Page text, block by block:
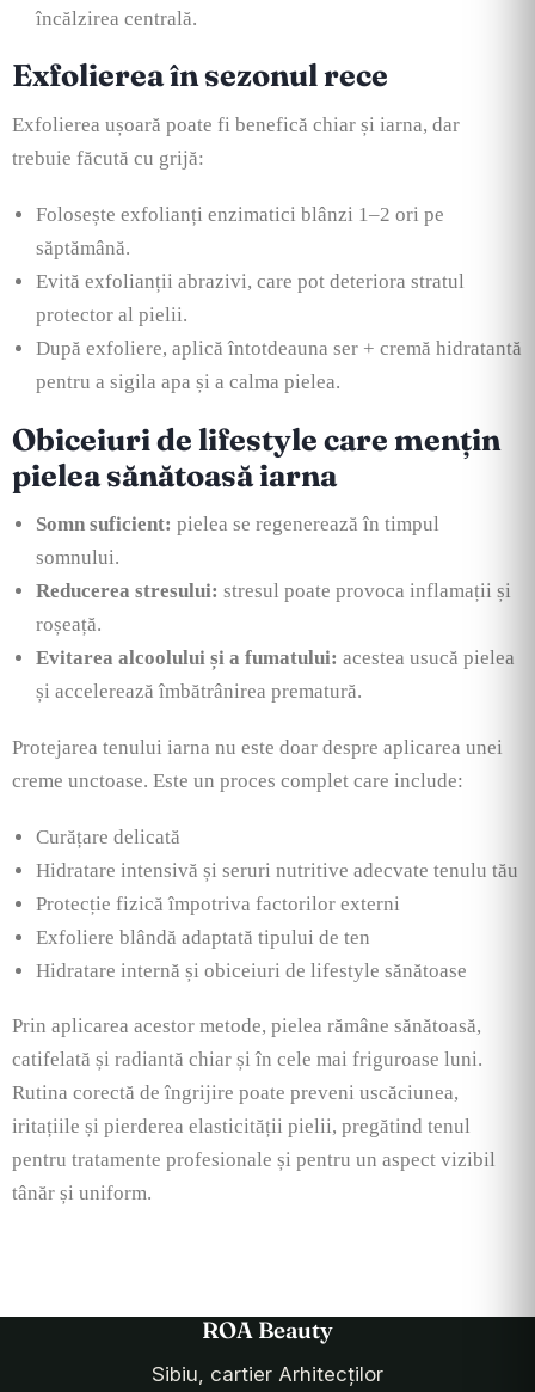
încălzirea centrală.
Exfolierea în sezonul rece
Exfolierea ușoară poate fi benefică chiar și iarna, dar
trebuie făcută cu grijă:
Folosește exfolianți enzimatici blânzi 1–2 ori pe
săptămână.
Evită exfolianții abrazivi, care pot deteriora stratul
protector al pielii.
După exfoliere, aplică întotdeauna ser + cremă hidratantă
pentru a sigila apa și a calma pielea.
Obiceiuri de lifestyle care mențin
pielea sănătoasă iarna
Somn suficient: pielea se regenerează în timpul
somnului.
Reducerea stresului: stresul poate provoca inflamații și
roșeață.
Evitarea alcoolului și a fumatului: acestea usucă pielea
și accelerează îmbătrânirea prematură.
Protejarea tenului iarna nu este doar despre aplicarea unei
creme unctoase. Este un proces complet care include:
Curățare delicată
Hidratare intensivă și seruri nutritive adecvate tenulu tău
Protecție fizică împotriva factorilor externi
Exfoliere blândă adaptată tipului de ten
Hidratare internă și obiceiuri de lifestyle sănătoase
Prin aplicarea acestor metode, pielea rămâne sănătoasă,
catifelată și radiantă chiar și în cele mai friguroase luni.
Rutina corectă de îngrijire poate preveni uscăciunea,
iritațiile și pierderea elasticității pielii, pregătind tenul
pentru tratamente profesionale și pentru un aspect vizibil
tânăr și uniform.
ROA Beauty
Sibiu, cartier Arhitecților